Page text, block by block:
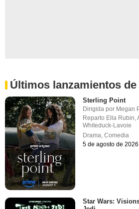
Últimos lanzamientos
Sterling Point
Dirigida por Megan
Reparto Ella Rubin ,
Whiteduck-Lavoie
Drama ,Comedia
5 de agosto de 2026
Star Wars: